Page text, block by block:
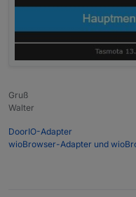
Gruß
Walter
DoorIO-Adapter
wioBrowser-Adapter und